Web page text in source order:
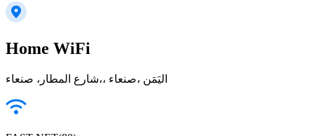
Home WiFi
شارع المطار، صنعاء‎،، صنعاء‎، اليَمَن